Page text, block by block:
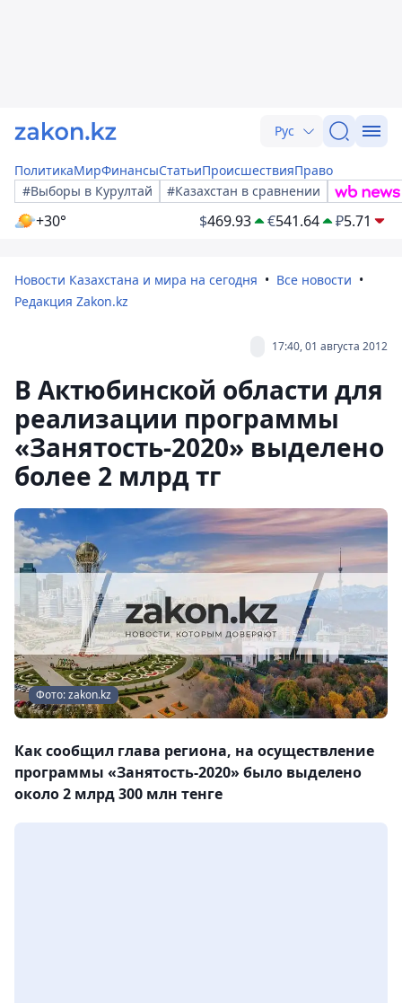
Рус
ПолитикаМирФинансыСтатьиПроисшествияПраво
#Выборы в Курултай
#Казахстан в сравнении
+30° $469.93 €541.64 ₽5.71
Новости Казахстана и мира на сегодня
Все новости
Редакция Zakon.kz
17:40, 01 августа 2012
В Актюбинской области для
реализации программы
«Занятость-2020» выделено
более 2 млрд тг
Фото: zakon.kz
Как сообщил глава региона, на осуществление
программы «Занятость-2020» было выделено
около 2 млрд 300 млн тенге